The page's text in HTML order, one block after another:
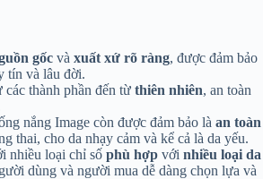
gốc và xuất xứ rõ ràng, được đảm bảo
tín và lâu đời.
thành phần đến từ thiên nhiên, an toàn
nắng Image còn được đảm bảo là an toàn
thai, cho da nhạy cảm và kể cả là da yếu.
nhiều loại chỉ số phù hợp với nhiều loại da
dùng và người mua dễ dàng chọn lựa và